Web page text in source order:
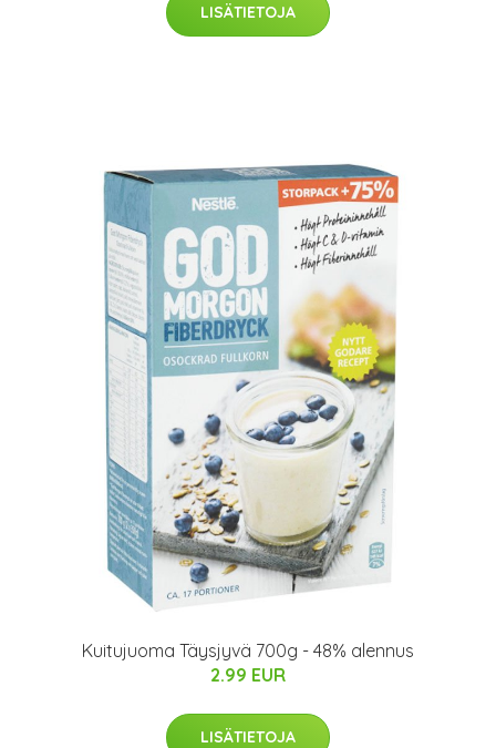
LISÄTIETOJA
Kuitujuoma Täysjyvä 700g - 48% alennus
2.99 EUR
LISÄTIETOJA